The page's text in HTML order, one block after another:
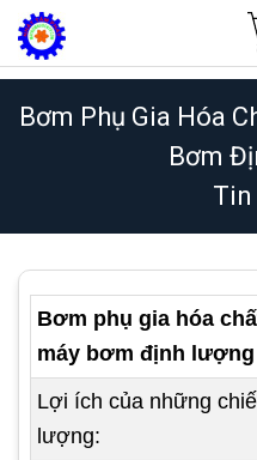
Bơm Phụ Gia Hóa
Bơm
Bơm phụ gia hóa
máy bơm định lượng
Lợi ích của những
lượng: